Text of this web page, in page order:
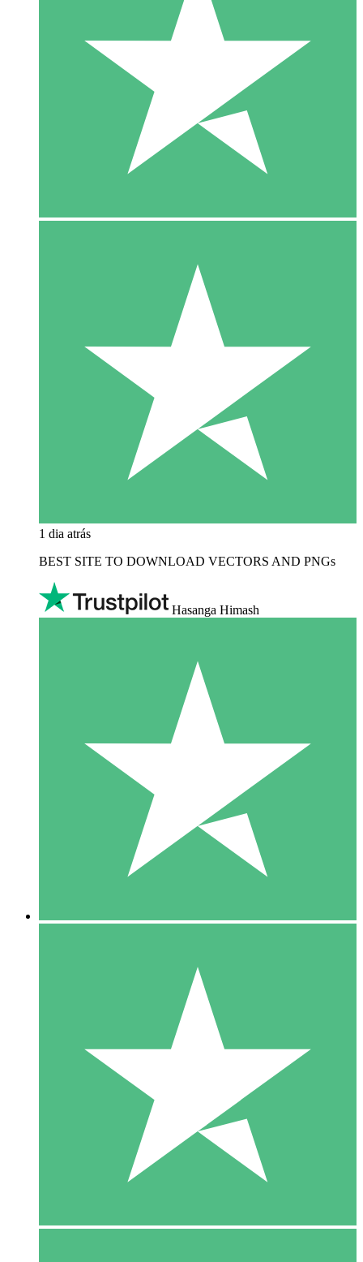
1 dia atrás
BEST SITE TO DOWNLOAD VECTORS AND PNGs
Hasanga Himash